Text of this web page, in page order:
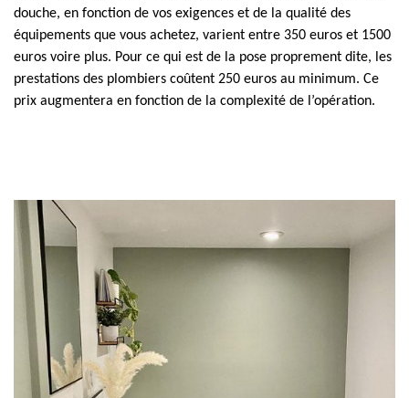
douche, en fonction de vos exigences et de la qualité des
équipements que vous achetez, varient entre 350 euros et 1500
euros voire plus. Pour ce qui est de la pose proprement dite, les
prestations des plombiers coûtent 250 euros au minimum. Ce
prix augmentera en fonction de la complexité de l’opération.